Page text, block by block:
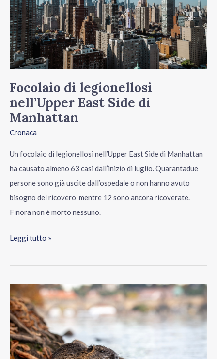
Focolaio di legionellosi
nell’Upper East Side di
Manhattan
Cronaca
Un focolaio di legionellosi nell’Upper East Side di Manhattan
ha causato almeno 63 casi dall’inizio di luglio. Quarantadue
persone sono già uscite dall’ospedale o non hanno avuto
bisogno del ricovero, mentre 12 sono ancora ricoverate.
Finora non è morto nessuno.
nell’Upper
East
Side
di
Manhattan
Leggi tutto »
A
Lake
George
due
persone